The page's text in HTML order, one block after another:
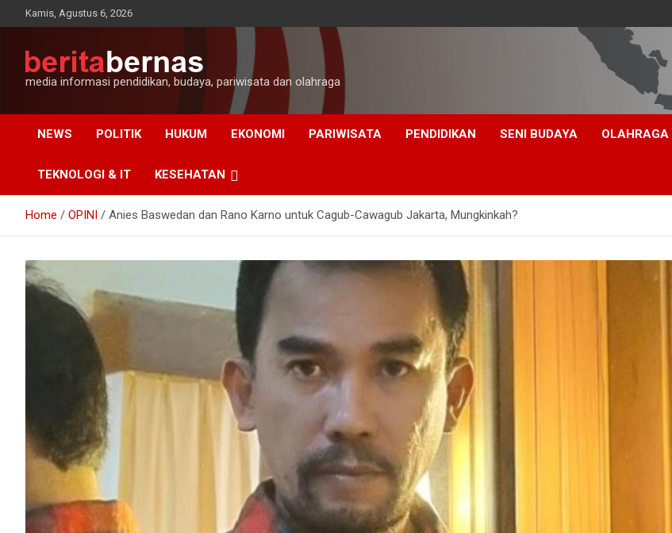
to
Kamis, Agustus 6, 2026
media informasi pendidikan, budaya, pariwisata dan olahraga
NEWS POLITIK HUKUM EKONOMI PARIWISATA PENDIDIKAN SENI BUDAYA OLAHRAGA
TEKNOLOGI & IT KESEHATAN
Home OPINI Anies Baswedan dan Rano Karno untuk Cagub-Cawagub Jakarta, Mungkinkah?